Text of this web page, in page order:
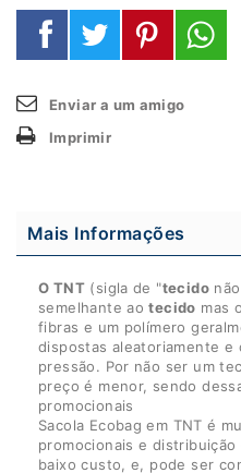
Enviar a um amigo
Imprimir
Mais Informações
O TNT(sigla de "tecidonão
semelhante aotecido mas
fibras e um polímero
dispostas aleatoriamente e
pressão. Por não ser um
preço é menor, sendo
promocionais
Sacola Ecobag em TNT é
promocionais e
baixo custo, e, pode ser